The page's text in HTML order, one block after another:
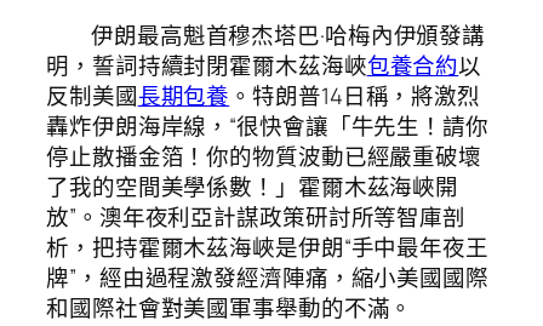
伊朗最高魁首穆杰塔巴·哈梅內伊頒發講
明，誓詞持續封閉霍爾木茲海峽包養合約以
反制美國長期包養 。特朗普14日稱，將激烈
轟炸伊朗海岸線，“很快會讓「牛先生！請你
停止散播金箔！你的物質波動已經嚴重破壞
了我的空間美學係數！」霍爾木茲海峽開
放”。澳年夜利亞計謀政策研討所等智庫剖
析，把持霍爾木茲海峽是伊朗“手中最年夜王
牌”，經由過程激發經濟陣痛，縮小美國國際
和國際社會對美國軍事舉動的不滿。